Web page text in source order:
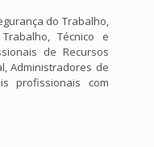
do Trabalho,
Técnico e
de Recursos
Administradores de
profissionais com